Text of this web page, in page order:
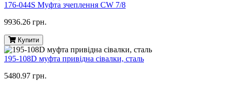
176-044S Муфта зчеплення CW 7/8
9936.26 грн.
Купити
195-108D муфта привідна сівалки, сталь
5480.97 грн.